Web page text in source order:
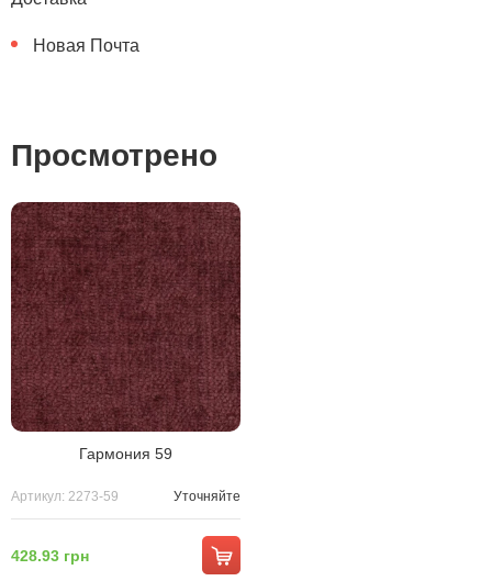
Новая Почта
Просмотрено
Гармония 59
Артикул: 2273-59 Уточняйте
428.93 грн